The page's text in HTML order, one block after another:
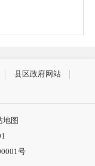
县区政府网站
地图
号